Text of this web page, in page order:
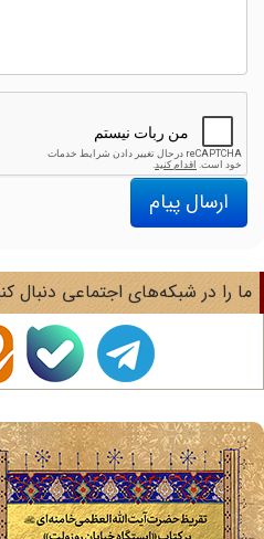
ارسال پیام
را در شبکه‌های اجتماعی دنبال کنید